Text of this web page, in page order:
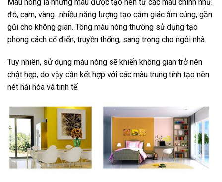
Màu nóng là những màu được tạo nên từ các màu chính như:
đỏ, cam, vàng…nhiều năng lượng tạo cảm giác ấm cúng, gần
gũi cho không gian. Tông màu nóng thường sử dụng tạo
phong cách cổ điển, truyền thống, sang trọng cho ngôi nhà.
Tuy nhiên, sử dụng màu nóng sẽ khiến không gian trở nên
chật hẹp, do vậy cần kết hợp với các màu trung tính tạo nên
nét hài hòa và tinh tế.